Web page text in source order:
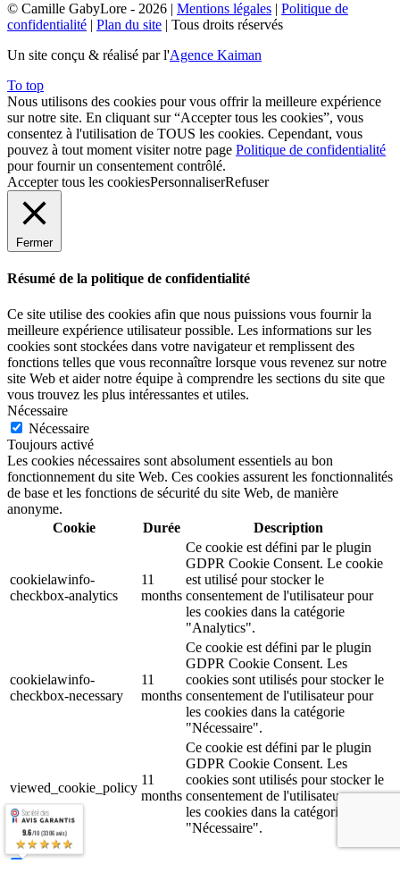
© Camille GabyLore - 2026 | Mentions légales | Politique de
confidentialité | Plan du site | Tous droits réservés
Un site conçu & réalisé par l'Agence Kaiman
To top
Nous utilisons des cookies pour vous offrir la meilleure expérience
sur notre site. En cliquant sur “Accepter tous les cookies”, vous
consentez à l'utilisation de TOUS les cookies. Cependant, vous
pouvez à tout moment visiter notre page Politique de confidentialité
pour fournir un consentement contrôlé.
Accepter tous les cookiesPersonnaliserRefuser
Fermer
Résumé de la politique de confidentialité
Ce site utilise des cookies afin que nous puissions vous fournir la
meilleure expérience utilisateur possible. Les informations sur les
cookies sont stockées dans votre navigateur et remplissent des
fonctions telles que vous reconnaître lorsque vous revenez sur notre
site Web et aider notre équipe à comprendre les sections du site que
vous trouvez les plus intéressantes et utiles.
Nécessaire
Nécessaire
Toujours activé
Les cookies nécessaires sont absolument essentiels au bon
fonctionnement du site Web. Ces cookies assurent les fonctionnalités
de base et les fonctions de sécurité du site Web, de manière
anonyme.
Cookie
Durée Description
cookielawinfo-
checkbox-analytics
11
months
Ce cookie est défini par le plugin
GDPR Cookie Consent. Le cookie
est utilisé pour stocker le
consentement de l'utilisateur pour
les cookies dans la catégorie
"Analytics".
cookielawinfo-
checkbox-necessary
11
months
Ce cookie est défini par le plugin
GDPR Cookie Consent. Les
cookies sont utilisés pour stocker le
consentement de l'utilisateur pour
les cookies dans la catégorie
"Nécessaire".
viewed_cookie_policy
11
months
Ce cookie est défini par le plugin
GDPR Cookie Consent. Les
cookies sont utilisés pour stocker le
consentement de l'utilisateur pour
les cookies dans la catégorie
"Nécessaire".
Google Ads
9.6/10 (3306 avis)
★★★★★